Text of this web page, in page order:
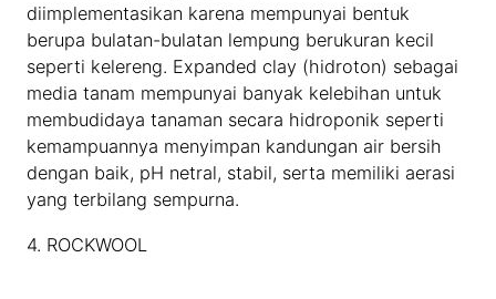
diimplementasikan karena mempunyai bentuk
berupa bulatan-bulatan lempung berukuran kecil
seperti kelereng. Expanded clay (hidroton) sebagai
media tanam mempunyai banyak kelebihan untuk
membudidaya tanaman secara hidroponik seperti
kemampuannya menyimpan kandungan air bersih
dengan baik, pH netral, stabil, serta memiliki aerasi
yang terbilang sempurna.
4. ROCKWOOL